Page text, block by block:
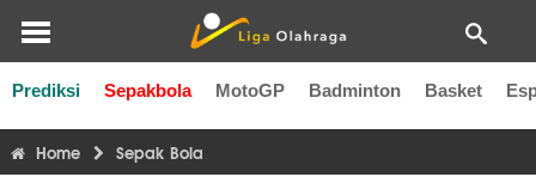
Prediksi Sepakbola MotoGP Badminton Basket
Liga Inggris Liga Italia Liga Spanyol Liga Perancis
Home Sepak Bola